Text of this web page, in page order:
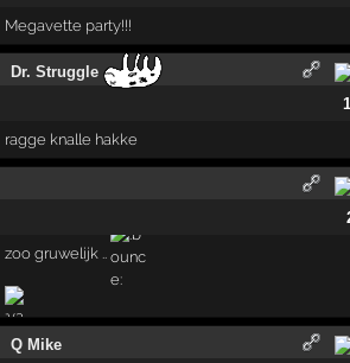
Megavette party!!!
Dr. Struggle
ragge knalle hakke
zoo gruwelijk ..
Q Mike